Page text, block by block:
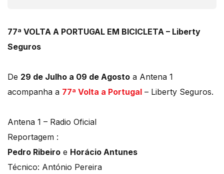
77ª VOLTA A PORTUGAL EM BICICLETA – Liberty
Seguros
De 29 de Julho a 09 de Agosto a Antena 1
acompanha a 77ª Volta a Portugal – Liberty Seguros.
Antena 1 – Radio Oficial
Reportagem :
Pedro Ribeiro e Horácio Antunes
Técnico: António Pereira